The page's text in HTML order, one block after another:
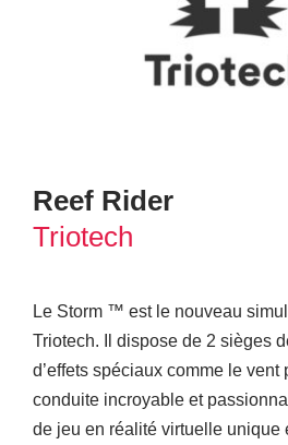
Reef Rider
Triotech
Le Storm ™ est le nouveau
Triotech. Il dispose de 2 sièges
d’effets spéciaux comme le vent
conduite incroyable et
de jeu en réalité virtuelle unique